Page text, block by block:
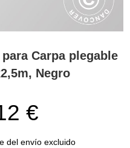
Carpa plegable
Negro
€
del envío excluido